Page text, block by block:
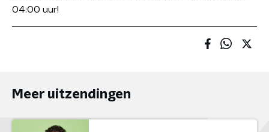
04:00 uur!
Meer uitzendingen